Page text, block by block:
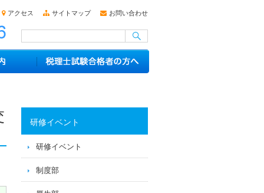
アクセス サイトマップ お問い合わせ
研修イベント
研修イベント
制度部